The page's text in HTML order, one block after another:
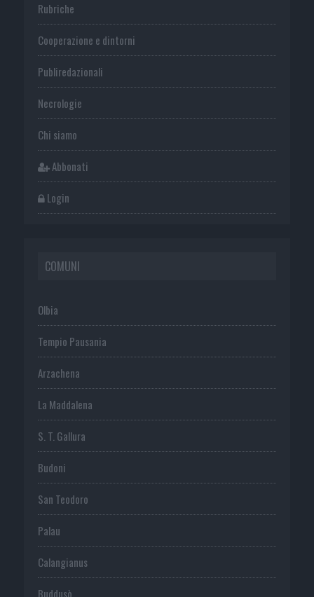
Rubriche
Cooperazione e dintorni
Publiredazionali
Necrologie
Chi siamo
Abbonati
Login
COMUNI
Olbia
Tempio Pausania
Arzachena
La Maddalena
S. T. Gallura
Budoni
San Teodoro
Palau
Calangianus
Buddusò